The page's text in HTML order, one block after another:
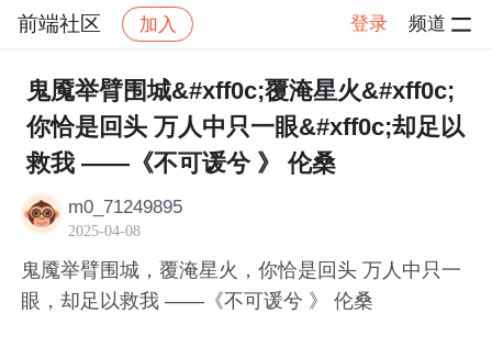
前端社区 加入 登录 频道
社区 前端社区 感慨 帖子详情
鬼魇举臂围城&#xff0c;覆淹星火&#xff0c;
你恰是回头 万人中只一眼&#xff0c;却足以
救我 ——《不可谖兮 》 伦桑
m0_71249895
2025-04-08
鬼魇举臂围城，覆淹星火，你恰是回头 万人中只一
眼，却足以救我 ——《不可谖兮 》 伦桑